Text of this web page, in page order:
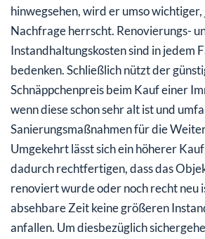
hinwegsehen, wird er umso
Nachfrage herrscht. Renovierungs-
Instandhaltungskosten sind in jedem
bedenken. Schließlich nützt der
Schnäppchenpreis beim Kauf einer
wenn diese schon sehr alt ist und
Sanierungsmaßnahmen für die
Umgekehrt lässt sich ein höherer
dadurch rechtfertigen, dass das
renoviert wurde oder noch recht neu
absehbare Zeit keine größeren
anfallen. Um diesbezüglich